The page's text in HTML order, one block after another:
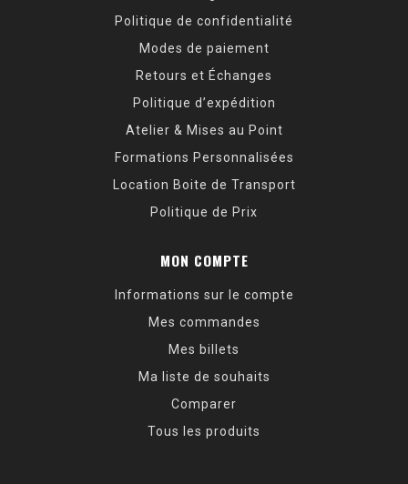
Politique de confidentialité
Modes de paiement
Retours et Échanges
Politique d’expédition
Atelier & Mises au Point
Formations Personnalisées
Location Boite de Transport
Politique de Prix
MON COMPTE
Informations sur le compte
Mes commandes
Mes billets
Ma liste de souhaits
Comparer
Tous les produits